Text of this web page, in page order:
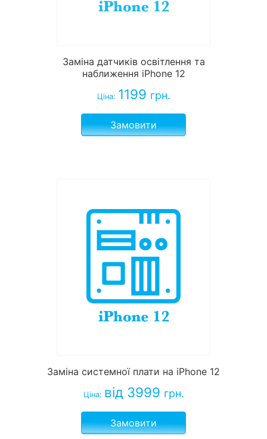
Заміна датчиків освітлення та
наближення iPhone 12
Ціна: 1199 грн.
Замовити
Заміна системної плати на iPhone 12
Ціна: від 3999 грн.
Замовити